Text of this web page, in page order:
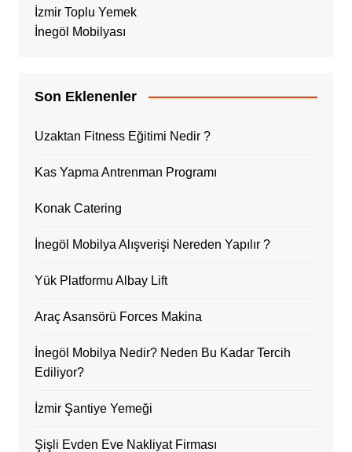
İzmir Toplu Yemek
İnegöl Mobilyası
Son Eklenenler
Uzaktan Fitness Eğitimi Nedir ?
Kas Yapma Antrenman Programı
Konak Catering
İnegöl Mobilya Alışverişi Nereden Yapılır ?
Yük Platformu Albay Lift
Araç Asansörü Forces Makina
İnegöl Mobilya Nedir? Neden Bu Kadar Tercih
Ediliyor?
İzmir Şantiye Yemeği
Şişli Evden Eve Nakliyat Firması